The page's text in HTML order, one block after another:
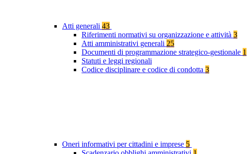
Atti generali 43
Riferimenti normativi su organizzazione e attività 3
Atti amministrativi generali 25
Documenti di programmazione strategico-gestionale 1
Statuti e leggi regionali
Codice disciplinare e codice di condotta 3
Oneri informativi per cittadini e imprese 5